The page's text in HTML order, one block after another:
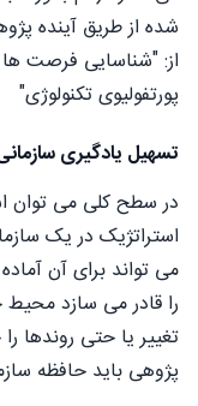
شده از طریق آینده
از: "شناسایی فرصت
پورتفولیوی تکنولوژی"
تسهیل یادگیری
در سطح کلی می توان
استراتژیک در یک
می تواند برای آن
را قادر می سازد
تغییر یا حتی روندها
پژوهی باید حافظه